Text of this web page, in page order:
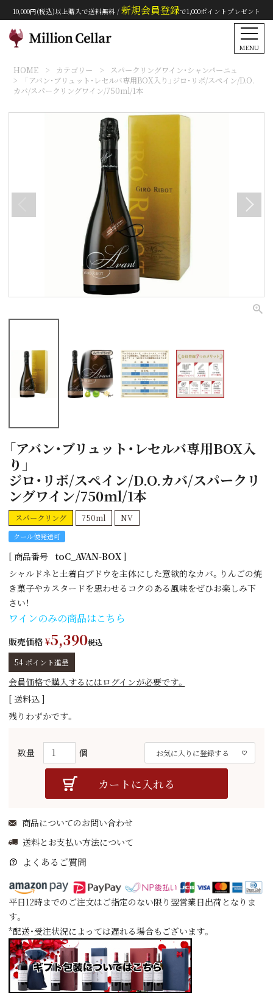
10,000円(税込)以上購入で送料無料 / 新規会員登録で1,000ポイントプレゼント
MENU
HOME カテゴリー
スパークリングワイン・シャンパーニュ
「アバン・ブリュット・レセルバ専用BOX入り」ジロ・リボ/スペイン/D.O.
カバ/スパークリングワイン/750ml/1本
「アバン・ブリュット・レセルバ専用BOX入
り」
ジロ・リボ/スペイン/D.O.カバ/スパークリ
ングワイン/750ml/1本
スパークリング 750ml NV
クール便発送可
商品番号
toC_AVAN-BOX
シャルドネと土着白ブドウを主体にした意欲的なカバ。りんごの焼
き菓子やカスタードを思わせるコクのある風味をぜひお楽しみ下
さい！
ワインのみの商品はこちら
販売価格 ¥5,390税込
54 ポイント進呈
会員価格で購入するにはログインが必要です。
送料込
残りわずかです。
お気に入りに登録する
カートに入れる
商品についてのお問い合わせ
送料とお支払い方法について
よくあるご質問
平日12時までのご注文はご指定のない限り翌営業日出荷となりま
す。
*配送・受注状況によっては遅れる場合もございます。